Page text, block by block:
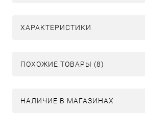
ХАРАКТЕРИСТИКИ
ПОХОЖИЕ ТОВАРЫ (8)
НАЛИЧИЕ В МАГАЗИНАХ